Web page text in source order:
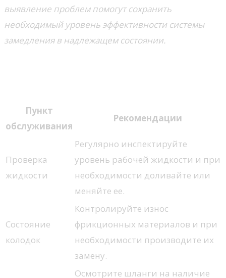
выявление проблем помогут сохранить
необходимый уровень эффективности системы
замедления в надлежащем состоянии.
Пункт
обслуживания
Рекомендации
Проверка
жидкости
Регулярно инспектируйте
уровень рабочей жидкости и при
необходимости доливайте или
меняйте ее.
Состояние
колодок
Контролируйте износ
фрикционных материалов и при
необходимости производите их
замену.
Осмотрите шланги на наличие